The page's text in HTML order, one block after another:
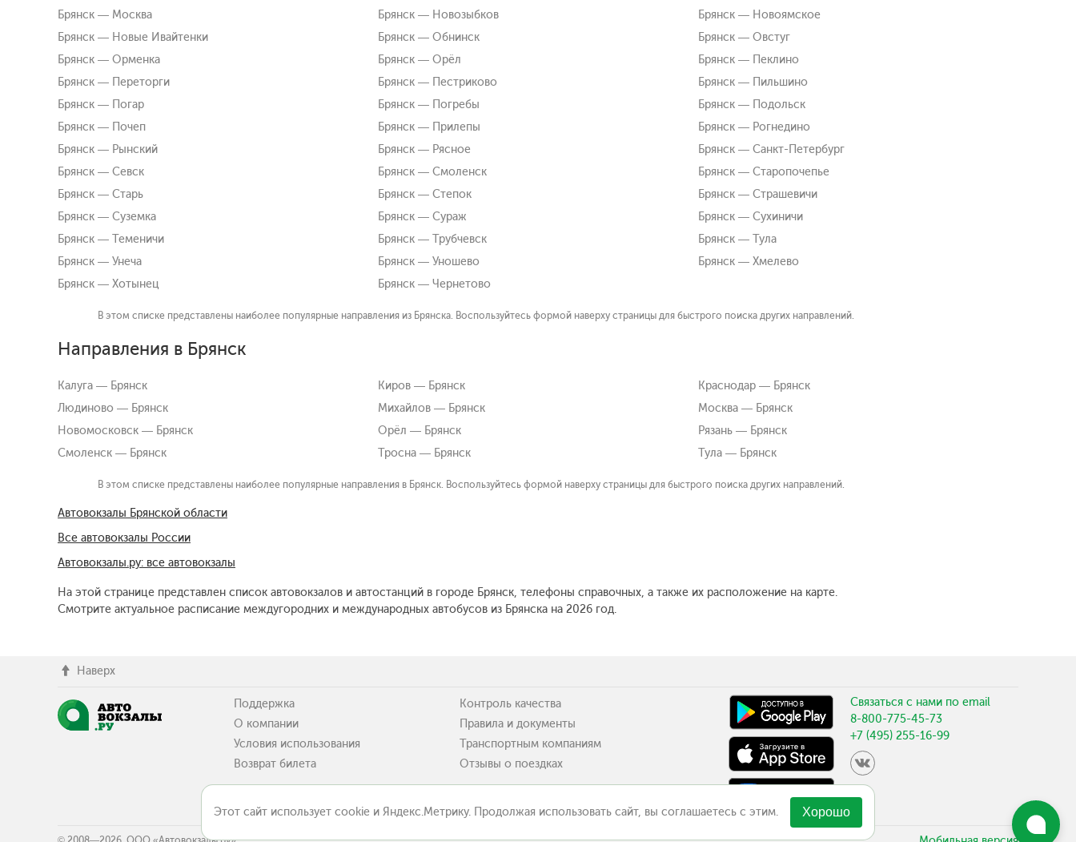
Этот сайт использует cookie и Яндекс.Метрику. Продолжая использовать сайт, вы соглашаетесь с этим. Хорошо
Брянск — Москва
Брянск — Новозыбков
Брянск — Новоямское
Брянск — Новые Ивайтенки
Брянск — Обнинск
Брянск — Овстуг
Брянск — Орменка
Брянск — Орёл
Брянск — Пеклино
Брянск — Переторги
Брянск — Пестриково
Брянск — Пильшино
Брянск — Погар
Брянск — Погребы
Брянск — Подольск
Брянск — Почеп
Брянск — Прилепы
Брянск — Рогнедино
Брянск — Рынский
Брянск — Рясное
Брянск — Санкт-Петербург
Брянск — Севск
Брянск — Смоленск
Брянск — Старопочепье
Брянск — Старь
Брянск — Степок
Брянск — Страшевичи
Брянск — Суземка
Брянск — Сураж
Брянск — Сухиничи
Брянск — Теменичи
Брянск — Трубчевск
Брянск — Тула
Брянск — Унеча
Брянск — Уношево
Брянск — Хмелево
Брянск — Хотынец
Брянск — Чернетово
В этом списке представлены наиболее популярные направления из Брянска. Воспользуйтесь формой наверху страницы для быстрого поиска других направлений.
Направления в Брянск
Калуга — Брянск Киров — Брянск
Краснодар — Брянск
Людиново — Брянск
Михайлов — Брянск
Москва — Брянск
Новомосковск — Брянск
Орёл — Брянск
Рязань — Брянск
Смоленск — Брянск
Тросна — Брянск Тула — Брянск
В этом списке представлены наиболее популярные направления в Брянск. Воспользуйтесь формой наверху страницы для быстрого поиска других направлений.
Автовокзалы Брянской области
Все автовокзалы России
Автовокзалы.ру: все автовокзалы
На этой странице представлен список автовокзалов и автостанций в городе Брянск, телефоны справочных, а также их расположение на карте.
Смотрите актуальное расписание междугородних и международных автобусов из Брянска на 2026 год.
Наверх
Поддержка
О компании
Условия использования
Возврат билета
Контроль качества
Правила и документы
Транспортным компаниям
Отзывы о поездках
Связаться с нами по email
8-800-775-45-73
+7 (495) 255-16-99